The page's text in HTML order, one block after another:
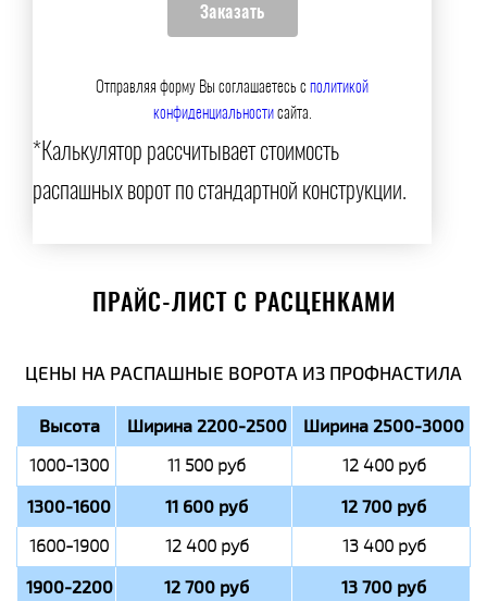
Отправляя форму Вы соглашаетесь сполитикой
конфиденциальностисайта.
*Калькулятор рассчитывает стоимость
распашных ворот по стандартной конструкции.
ПРАЙС-ЛИСТ С РАСЦЕНКАМИ
ЦЕНЫ НА РАСПАШНЫЕ ВОРОТА ИЗ ПРОФНАСТИЛА
Высота Ширина 2200-2500 Ширина 2500-3000
1000-1300 11 500 руб 12 400 руб
1300-1600 11 600 руб 12 700 руб
1600-1900 12 400 руб 13 400 руб
1900-2200 12 700 руб 13 700 руб